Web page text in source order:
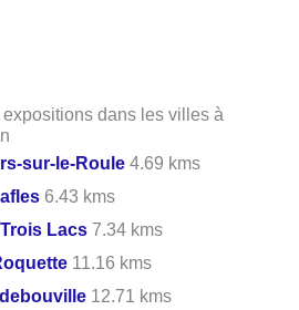
dans les villes à
sur-le-Roule 4.69 kms
6.43 kms
Lacs 7.34 kms
11.16 kms
12.71 kms